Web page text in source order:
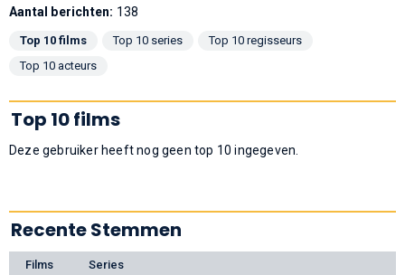
Aantal berichten: 138
Top 10 films Top 10 series
Top 10 regisseurs
Top 10 acteurs
Top 10 films
Deze gebruiker heeft nog geen top 10 ingegeven.
Recente Stemmen
Films Series